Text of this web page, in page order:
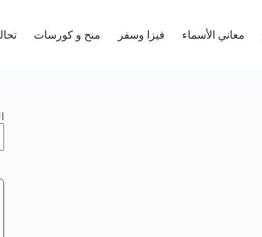
معاني الأسماء فيزا وسفر منح و كورسات